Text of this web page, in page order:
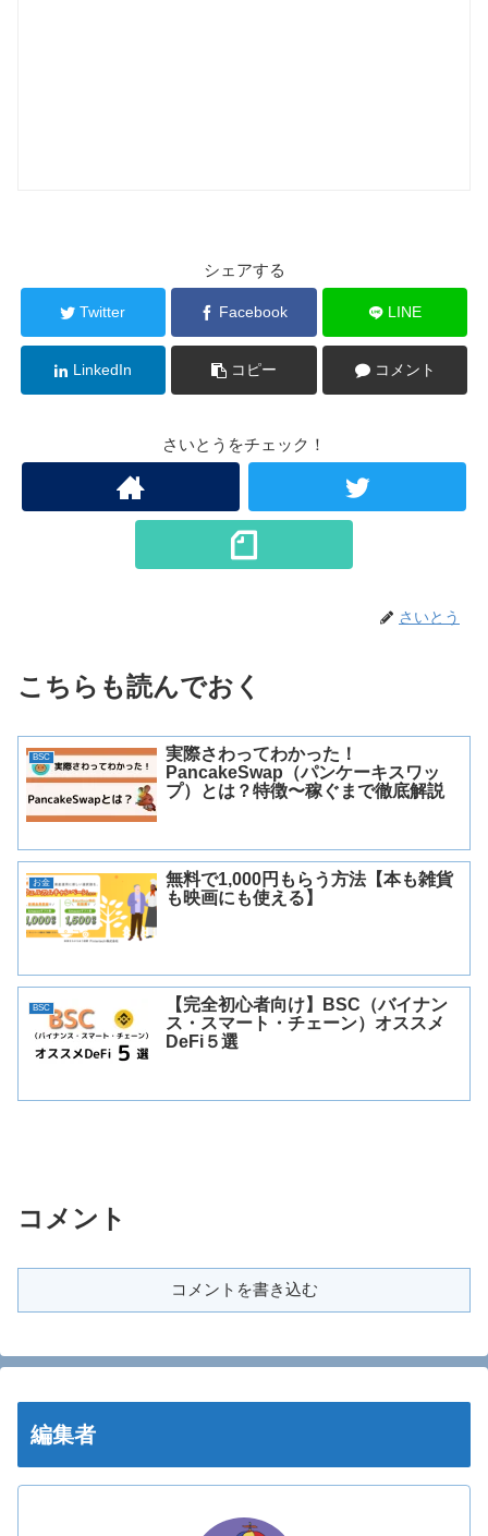
シェアする
Twitter Facebook LINE
LinkedIn コピー コメント
さいとうをチェック！
さいとう
こちらも読んでおく
BSC
実際さわってわかった！
PancakeSwap（パンケーキスワッ
プ）とは？特徴〜稼ぐまで徹底解説
お金
無料で1,000円もらう方法【本も雑貨
も映画にも使える】
BSC
【完全初心者向け】BSC（バイナン
ス・スマート・チェーン）オススメ
DeFi５選
コメント
コメントを書き込む
編集者